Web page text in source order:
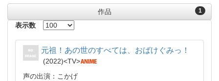
1
作品
表示数
元祖！あの世のすべては、おばけぐみっ！
2022
TV
声の出演：こかげ